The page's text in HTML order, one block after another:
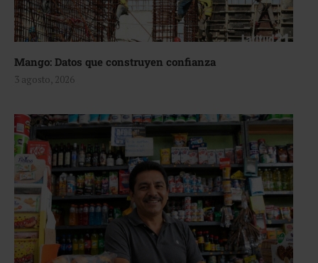
Mango: Datos que construyen confianza
3 agosto, 2026